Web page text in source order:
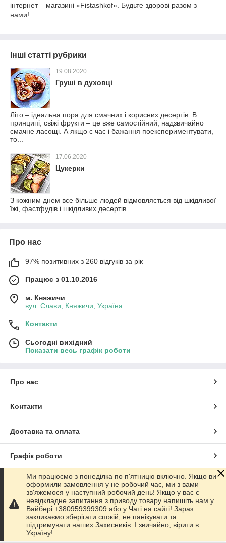
інтернет – магазині «Fistashkof». Будьте здорові разом з
нами!
Інші статті рубрики
19.08.2020
Груші в духовці
Літо – ідеальна пора для смачних і корисних десертів. В
принципі, свіжі фрукти – це вже самостійний, надзвичайно
смачне ласощі. А якщо є час і бажання поекспериментувати,
то...
17.06.2020
Цукерки
З кожним днем все більше людей відмовляється від шкідливої
їжі, фастфудів і шкідливих десертів.
Про нас
97% позитивних з 260 відгуків за рік
Працює з 01.10.2016
м. Княжичи
вул. Слави, Княжичи, Україна
Контакти
Сьогодні вихідний
Показати весь графік роботи
Про нас
Контакти
Доставка та оплата
Графік роботи
Повна версія сайту
Сайт створено на маркетплейсіProm.ua
Політика конфіденційності
Ми працюємо з понеділка по п'ятницю включно. Якщо ви
оформили замовлення у не робочий час, ми з вами
зв'яжемося у наступний робочий день! Якщо у вас є
невідкладне запитання з приводу товару напишіть нам у
Вайбері +380959399309 або у Чаті на сайті! Зараз
закликаємо зберігати спокій, не панікувати та
підтримувати наших Захисників. І звичайно, вірити в
Україну!